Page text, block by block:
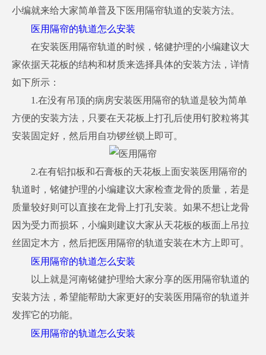
小编就来给大家简单普及下医用隔帘轨道的安装方法。
医用隔帘的轨道怎么安装
在安装医用隔帘轨道的时候，铭健护理的小编建议大
家依据天花板的结构和材质来选择具体的安装方法，详情
如下所示：
1.在没有吊顶的病房安装医用隔帘的轨道是较为简单
方便的安装方法，只要在天花板上打孔后使用钉胶粒将其
安装固定好，然后用自功锣丝锁上即可。
2.在有铝扣板和石膏板的天花板上面安装医用隔帘的
轨道时，铭健护理的小编建议大家检查龙骨的质量，若是
质量较好则可以直接在龙骨上打孔安装。如果不想让龙骨
因为受力而损坏，小编则建议大家从天花板的板面上吊拉
丝固定木方，然后把医用隔帘的轨道安装在木方上即可。
医用隔帘的轨道怎么安装
以上就是河南铭健护理给大家分享的医用隔帘轨道的
安装方法，希望能帮助大家更好的安装医用隔帘的轨道并
发挥它的功能。
医用隔帘的轨道怎么安装